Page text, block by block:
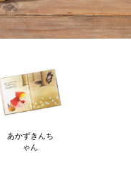
あかずきんち
ゃん